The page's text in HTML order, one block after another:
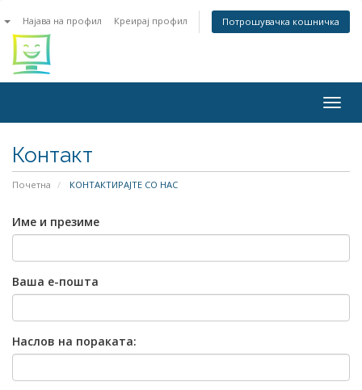
Најава на профил Креирај профил Потрошувачка кошничка
Контакт
Почетна КОНТАКТИРАЈТЕ СО НАС
Име и презиме
Ваша е-пошта
Наслов на пораката: